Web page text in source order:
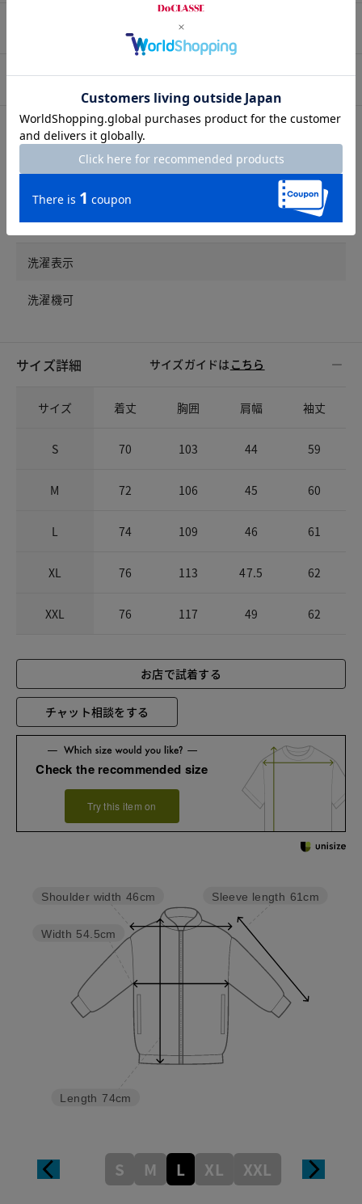
スタッフコーデ
素材
表地/綿34%・ポリエステル34%・再生繊維（セルロース）
30%・ポリウレタン2%，裏地/ポリエステル100%
洗濯表示
洗濯機可
サイズ詳細 サイズガイドは こちら
サイズ 着丈 胸囲 肩幅 袖丈
S 70 103 44 59
M 72 106 45 60
L 74 109 46 61
XL 76 113 47.5 62
XXL 76 117 49 62
お店で試着する
チャット相談をする
Check the recommended size
Try this item on
Sleeve length 61cm
Length 74cm
Width 54.5cm
Shoulder width 46cm
S M L XL XXL